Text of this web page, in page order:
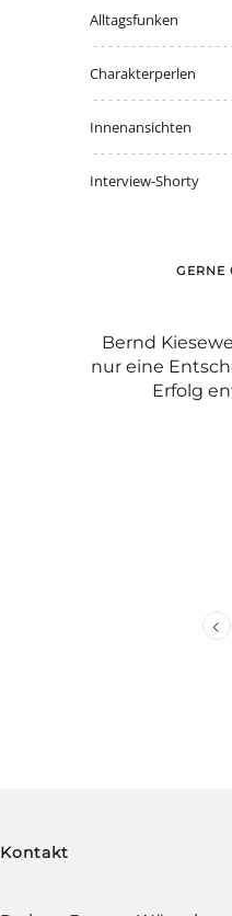
Alltagsfunken
Charakterperlen
Innenansichten
Interview-Shorty
GERNE
Bernd
nur eine
Erfolg
Kontakt